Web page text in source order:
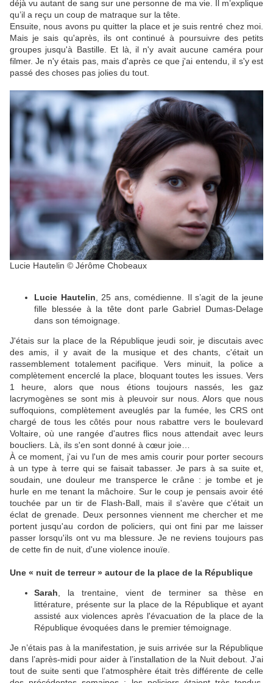
déjà vu autant de sang sur une personne de ma vie. Il m’explique
qu’il a reçu un coup de matraque sur la tête.
Ensuite, nous avons pu quitter la place et je suis rentré chez moi.
Mais je sais qu'après, ils ont continué à poursuivre des petits
groupes jusqu'à Bastille. Et là, il n'y avait aucune caméra pour
filmer. Je n'y étais pas, mais d'après ce que j'ai entendu, il s'y est
passé des choses pas jolies du tout.
Lucie Hautelin © Jérôme Chobeaux
Lucie Hautelin , 25 ans, comédienne. Il s’agit de la jeune
fille blessée à la tête dont parle Gabriel Dumas-Delage
dans son témoignage.
J'étais sur la place de la République jeudi soir, je discutais avec
des amis, il y avait de la musique et des chants, c'était un
rassemblement totalement pacifique. Vers minuit, la police a
complètement encerclé la place, bloquant toutes les issues. Vers
1 heure, alors que nous étions toujours nassés, les gaz
lacrymogènes se sont mis à pleuvoir sur nous. Alors que nous
suffoquions, complètement aveuglés par la fumée, les CRS ont
chargé de tous les côtés pour nous rabattre vers le boulevard
Voltaire, où une rangée d'autres flics nous attendait avec leurs
boucliers. Là, ils s'en sont donné à cœur joie…
À ce moment, j'ai vu l'un de mes amis courir pour porter secours
à un type à terre qui se faisait tabasser. Je pars à sa suite et,
soudain, une douleur me transperce le crâne : je tombe et je
hurle en me tenant la mâchoire. Sur le coup je pensais avoir été
touchée par un tir de Flash-Ball, mais il s'avère que c'était un
éclat de grenade. Deux personnes viennent me chercher et me
portent jusqu'au cordon de policiers, qui ont fini par me laisser
passer lorsqu'ils ont vu ma blessure. Je ne reviens toujours pas
de cette fin de nuit, d'une violence inouïe.
Une « nuit de terreur » autour de la place de la République
Sarah , la trentaine, vient de terminer sa thèse en
littérature, présente sur la place de la République et ayant
assisté aux violences après l'évacuation de la place de la
République évoquées dans le premier témoignage.
Je n’étais pas à la manifestation, je suis arrivée sur la République
dans l’après-midi pour aider à l’installation de la Nuit debout. J’ai
tout de suite senti que l’atmosphère était très différente de celle